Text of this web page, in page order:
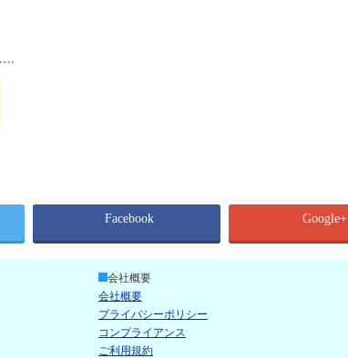
Facebook Google+
会社概要
会社概要
プライバシーポリシー
コンプライアンス
ご利用規約